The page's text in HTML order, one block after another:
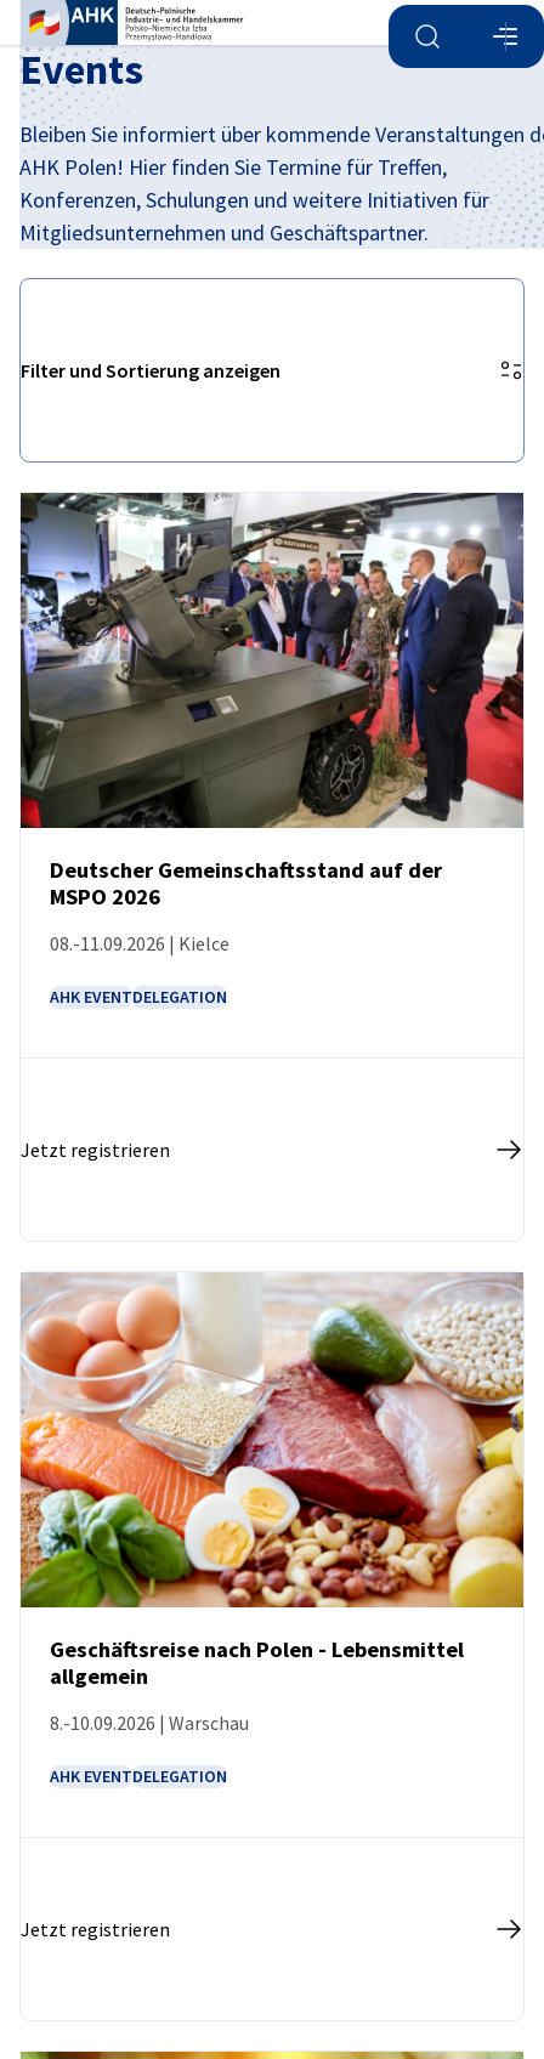
Suche öffnen
Poland
Events
Bleiben Sie informiert über kommende Veranstaltungen
AHK Polen! Hier finden Sie Termine für Treffen,
Konferenzen, Schulungen und weitere Initiativen für
Mitgliedsunternehmen und Geschäftspartner.
Filteroptionen wurden erfolgreich aktualisiert
Filter und Sortierung anzeigen
Deutscher Gemeinschaftsstand auf der
MSPO 2026
08.-11.09.2026 | Kielce
AHK EVENTDELEGATION
Jetzt registrieren
Geschäftsreise nach Polen - Lebensmittel
allgemein
8.-10.09.2026 | Warschau
AHK EVENTDELEGATION
Jetzt registrieren